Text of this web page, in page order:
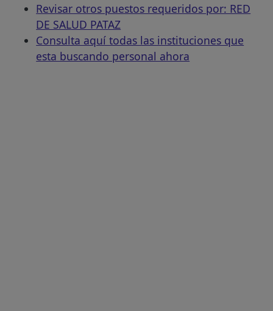
Revisar otros puestos requeridos por: RED
DE SALUD PATAZ
Consulta aquí todas las instituciones que
esta buscando personal ahora